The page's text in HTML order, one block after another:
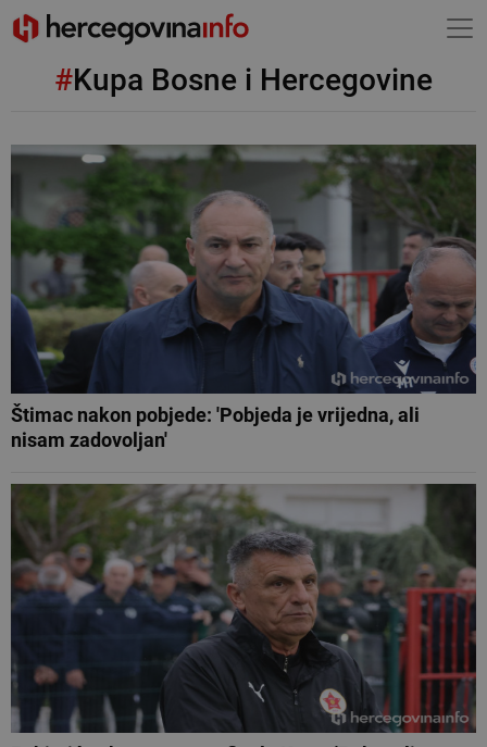
#Kupa Bosne i Hercegovine
Štimac nakon pobjede: 'Pobjeda je vrijedna, ali
nisam zadovoljan'